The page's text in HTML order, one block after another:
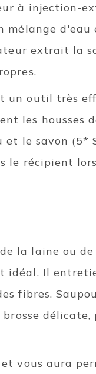
à injection-
d'eau
extrait la
un outil très
les housses
le savon (5*
le récipient
la laine ou de
idéal. Il
fibres.
délicate,
vous aura